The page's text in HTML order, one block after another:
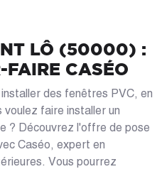
LÔ (50000) :
FAIRE CASÉO
des fenêtres PVC, en
voulez faire installer un
? Découvrez l'offre de pose
Caséo, expert en
Vous pourrez